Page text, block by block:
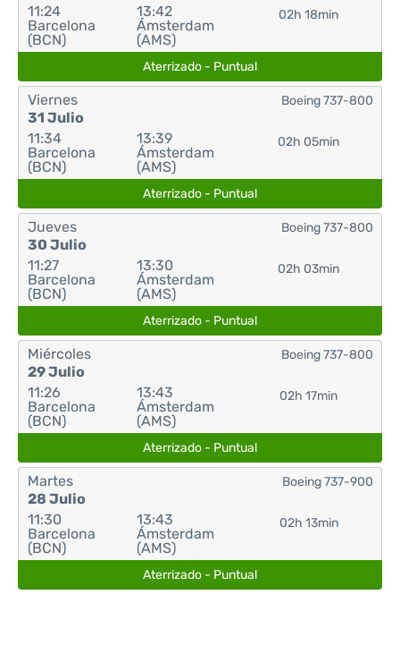
11:24
Barcelona
(BCN)
13:42
Ámsterdam
(AMS)
02h 18min
Aterrizado - Puntual
Viernes
31 Julio
11:34
Barcelona
(BCN)
13:39
Ámsterdam
(AMS)
02h 05min
Boeing 737-800
Aterrizado - Puntual
Jueves
30 Julio
11:27
Barcelona
(BCN)
13:30
Ámsterdam
(AMS)
02h 03min
Boeing 737-800
Aterrizado - Puntual
Miércoles
29 Julio
11:26
Barcelona
(BCN)
13:43
Ámsterdam
(AMS)
02h 17min
Boeing 737-800
Aterrizado - Puntual
Martes
28 Julio
11:30
Barcelona
(BCN)
13:43
Ámsterdam
(AMS)
02h 13min
Boeing 737-900
Aterrizado - Puntual